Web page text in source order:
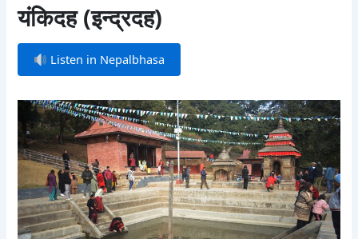
यंकिदह (इन्द्रदह)
Listen in Nepalbhasa